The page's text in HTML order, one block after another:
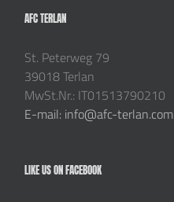
AFC TERLAN
St. Peterweg 79
39018 Terlan
MwSt.Nr.: IT01513790210
E-mail: info@afc-terlan.com
LIKE US ON FACEBOOK